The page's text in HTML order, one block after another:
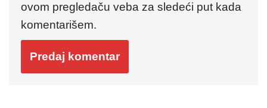
ovom pregledaču veba za sledeći put kada
komentarišem.